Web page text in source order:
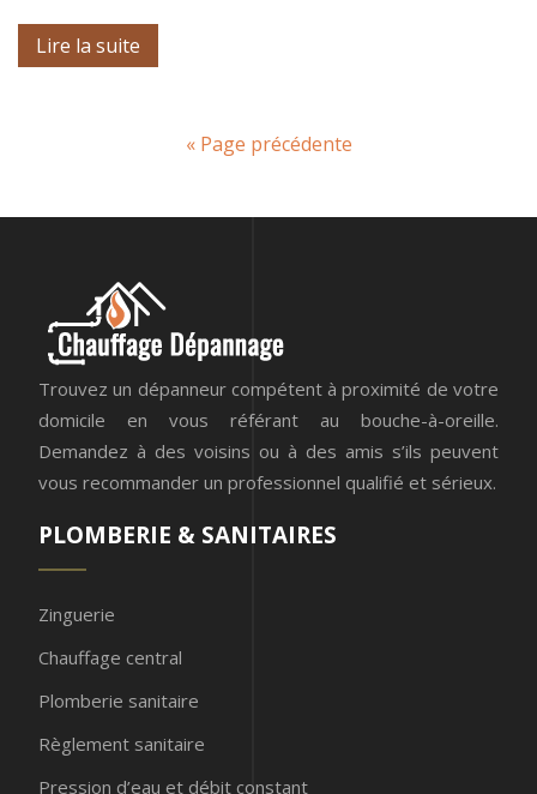
Lire la suite
« Page précédente
Trouvez un dépanneur compétent à proximité de votre
domicile en vous référant au bouche-à-oreille.
Demandez à des voisins ou à des amis s’ils peuvent
vous recommander un professionnel qualifié et sérieux.
PLOMBERIE & SANITAIRES
Zinguerie
Chauffage central
Plomberie sanitaire
Règlement sanitaire
Pression d’eau et débit constant